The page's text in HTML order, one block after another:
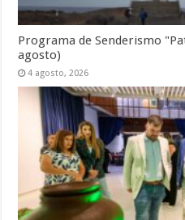
Programa de Senderismo
agosto)
4 agosto, 2026